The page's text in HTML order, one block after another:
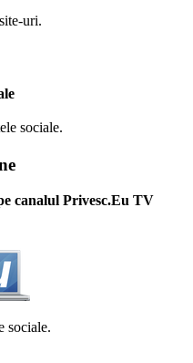
uri.
sociale.
canalul Privesc.Eu TV
sociale.